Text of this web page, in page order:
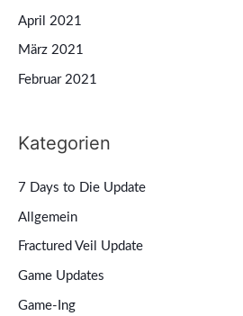
April 2021
März 2021
Februar 2021
Kategorien
7 Days to Die Update
Allgemein
Fractured Veil Update
Game Updates
Game-Ing